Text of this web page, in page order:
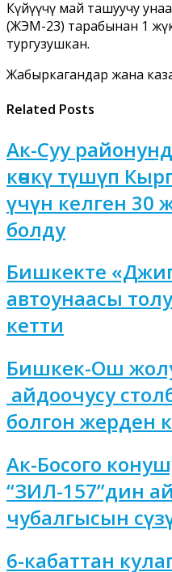
Күйүүчү май ташуучу
(ЖЭМ-23) тарабынан 1
тургузушкан.
Жабыркагандар жана
Related Posts
Ак-Суу
көчкү түшүп
үчүн келген 30
болду
Бишкекте
автоунаасы
кетти
Бишкек-Ош
айдоочусу
болгон жерден
Ак-Босого
“ЗИЛ-157”дин
чубалгысын
6-кабаттан